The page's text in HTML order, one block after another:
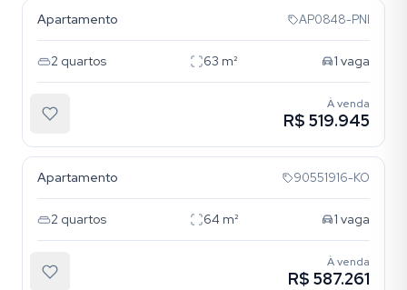
Apartamento AP0848-PNI
2 quartos 63 m² 1 vaga
À venda
R$ 519.945
Apartamento 90551916-KO
2 quartos 64 m² 1 vaga
À venda
R$ 587.261